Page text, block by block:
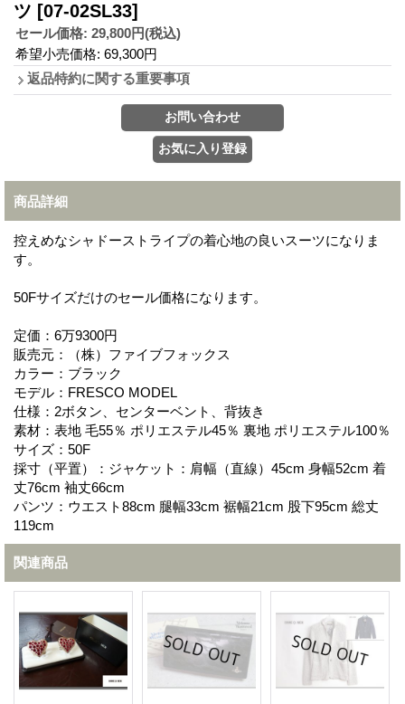
ツ [07-02SL33]
セール価格: 29,800円(税込)
希望小売価格: 69,300円
返品特約に関する重要事項
商品詳細
控えめなシャドーストライプの着心地の良いスーツになりま
す。
50Fサイズだけのセール価格になります。
定価：6万9300円
販売元：（株）ファイブフォックス
カラー：ブラック
モデル：FRESCO MODEL
仕様：2ボタン、センターベント、背抜き
素材：表地 毛55％ ポリエステル45％ 裏地 ポリエステル100％
サイズ：50F
採寸（平置）：ジャケット：肩幅（直線）45cm 身幅52cm 着
丈76cm 袖丈66cm
パンツ：ウエスト88cm 腿幅33cm 裾幅21cm 股下95cm 総丈
119cm
関連商品